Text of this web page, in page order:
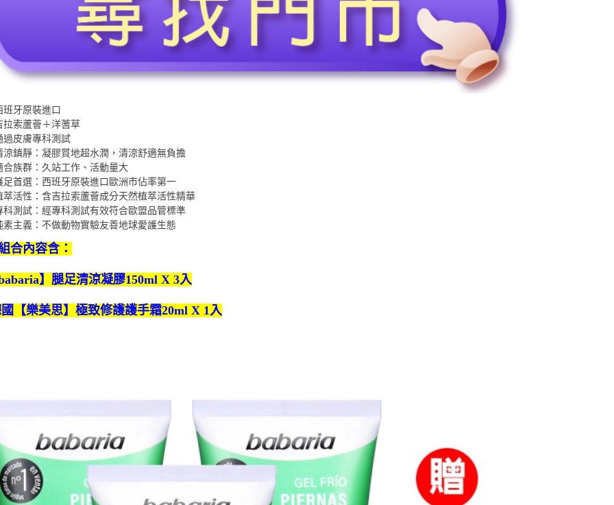
班牙原裝進口
拉索蘆薈＋洋蓍草
過皮膚專科測試
涼鎮靜：凝膠質地超水潤，清涼舒適無負擔
合族群：久站工作、活動量大
足首選：西班牙原裝進口歐洲市佔率第一
萃活性：含吉拉索蘆薈成分天然植萃活性精華
科測試：經專科測試有效符合歐盟品管標準
素主義：不做動物實驗友善地球愛護生態
合內容含：
】腿足清涼凝膠150ml X 3入
【樂美思】極致修護護手霜20ml X 1入